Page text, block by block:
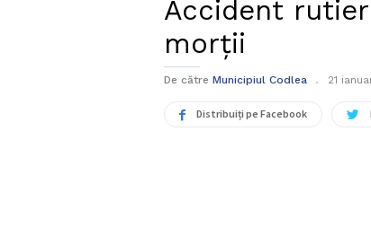
Accident
morții
De către Municipiul Codlea 21
Distribuiți pe Facebook